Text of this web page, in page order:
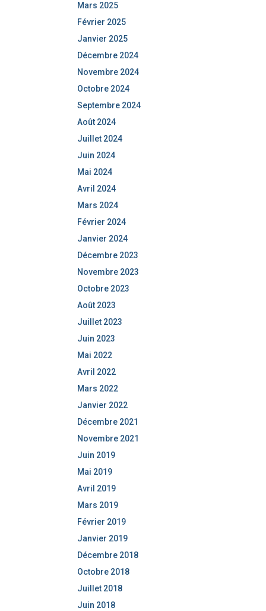
Mars 2025
Février 2025
Janvier 2025
Décembre 2024
Novembre 2024
Octobre 2024
Septembre 2024
Août 2024
Juillet 2024
Juin 2024
Mai 2024
Avril 2024
Mars 2024
Février 2024
Janvier 2024
Décembre 2023
Novembre 2023
Octobre 2023
Août 2023
Juillet 2023
Juin 2023
Mai 2022
Avril 2022
Mars 2022
Janvier 2022
Décembre 2021
Novembre 2021
Juin 2019
Mai 2019
Avril 2019
Mars 2019
Février 2019
Janvier 2019
Décembre 2018
Octobre 2018
Juillet 2018
Juin 2018